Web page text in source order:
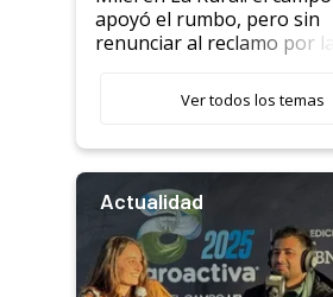
apoyó el rumbo, pero sin
renunciar al reclamo por las
Ver todos los temas
Actualidad